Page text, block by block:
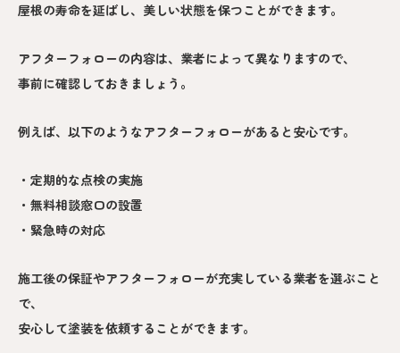
屋根の寿命を延ばし、美しい状態を保つことができます。
アフターフォローの内容は、業者によって異なりますので、
事前に確認しておきましょう。
例えば、以下のようなアフターフォローがあると安心です。
・定期的な点検の実施
・無料相談窓口の設置
・緊急時の対応
施工後の保証やアフターフォローが充実している業者を選ぶこと
で、
安心して塗装を依頼することができます。